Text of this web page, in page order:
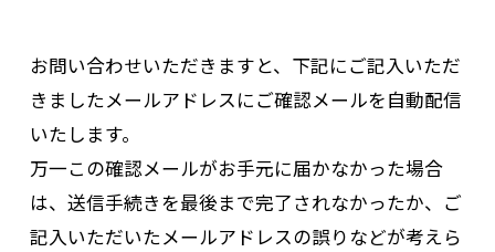
お問い合わせいただきますと、下記にご記入いただ
きましたメールアドレスにご確認メールを自動配信
いたします。
万一この確認メールがお手元に届かなかった場合
は、送信手続きを最後まで完了されなかったか、ご
記入いただいたメールアドレスの誤りなどが考えら